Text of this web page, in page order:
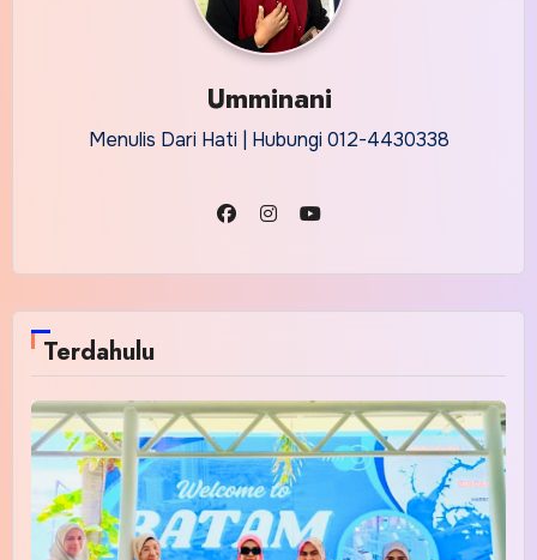
Umminani
Menulis Dari Hati | Hubungi 012-4430338
Terdahulu